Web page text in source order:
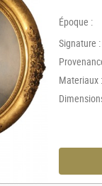
Époque :
Signature :
Materiaux :